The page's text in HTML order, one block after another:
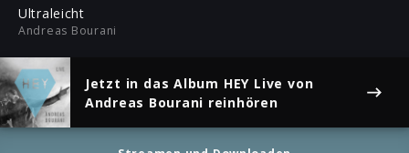
Ultraleicht
Andreas Bourani
Jetzt in das Album HEY Live von
Andreas Bourani reinhören